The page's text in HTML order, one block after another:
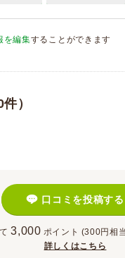
を編集することができます
）
口コミを投稿する
3,000 ポイント (300円相
詳しくはこちら